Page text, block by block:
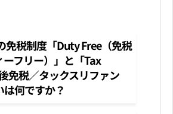
免税制度「Duty Free（免税
フリー）」と「Tax
免税／タックスリファン
は何ですか？